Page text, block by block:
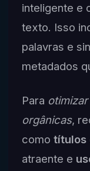
inteligente e
texto. Isso
palavras e
metadados
Para
orgânicas,
como títulos
atraente e